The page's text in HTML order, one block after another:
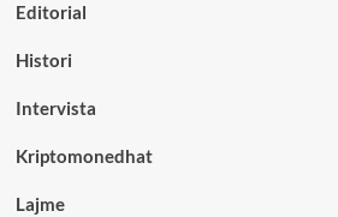
Editorial
Histori
Intervista
Kriptomonedhat
Lajme